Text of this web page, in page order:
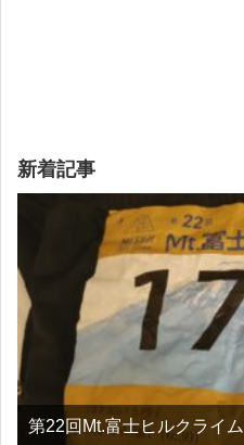
新着記事
第22回Mt.富士ヒルクライム